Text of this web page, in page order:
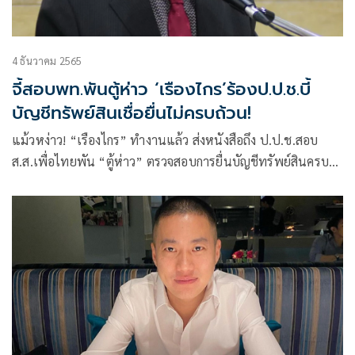
4 ธันวาคม 2565
จี้สอบพท.พันตู้ห่าว ‘เรืองไกร’ร้องป.ป.ช.บี้
บัญชีทรัพย์สินเชื่อยื่นไม่ครบถ้วน!
แม้วหง่าว! “เรืองไกร” ทำงานแล้ว ส่งหนังสือถึง ป.ป.ช.สอบ
ส.ส.เพื่อไทยพัน “ตู้ห่าว” ตรวจสอบการยื่นบัญชีทรัพย์สินครบ
เรื่องทุนจีนผิด กม. ท้า! แน่จริงช่วยตรวจสอบเครือชินวัตรขาย
บ้านให้แก๊งตู้ห่าวสมัยรัฐบาลยิ่งลักษณ์